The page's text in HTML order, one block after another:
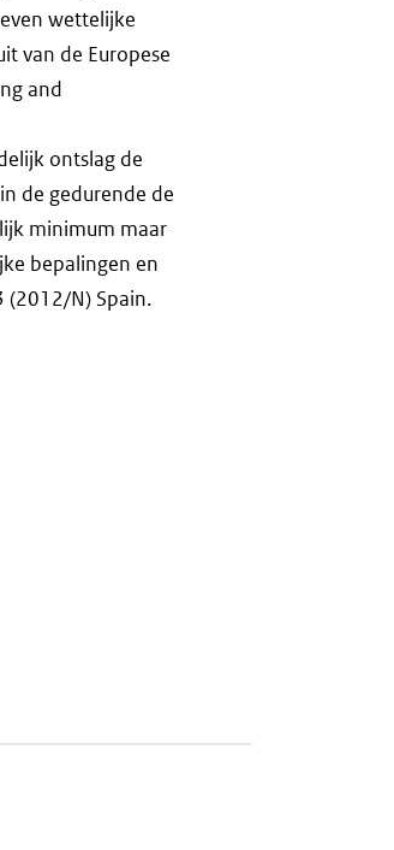
wettelijke
van de Europese
and
ontslag de
de gedurende de
minimum maar
bepalingen en
(2012/N) Spain.